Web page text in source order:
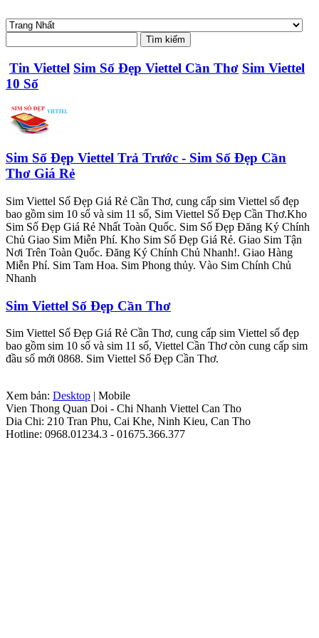
Tin Viettel Sim Số Đẹp Viettel Cần Thơ Sim Viettel
10 Số
Sim Số Đẹp Viettel Trả Trước - Sim Số Đẹp Cần
Thơ Giá Rẻ
Sim Viettel Số Đẹp Giá Rẻ Cần Thơ, cung cấp sim Viettel số đẹp
bao gồm sim 10 số và sim 11 số, Sim Viettel Số Đẹp Cần Thơ.Kho
Sim Số Đẹp Giá Rẻ Nhất Toàn Quốc. Sim Số Đẹp Đăng Ký Chính
Chủ Giao Sim Miễn Phí. Kho Sim Số Đẹp Giá Rẻ. Giao Sim Tận
Nơi Trên Toàn Quốc. Đăng Ký Chính Chủ Nhanh!. Giao Hàng
Miễn Phí. Sim Tam Hoa. Sim Phong thủy. Vào Sim Chính Chủ
Nhanh
Sim Viettel Số Đẹp Cần Thơ
Sim Viettel Số Đẹp Giá Rẻ Cần Thơ, cung cấp sim Viettel số đẹp
bao gồm sim 10 số và sim 11 số, Viettel Cần Thơ còn cung cấp sim
đầu số mới 0868. Sim Viettel Số Đẹp Cần Thơ.
Xem bản: Desktop | Mobile
Vien Thong Quan Doi - Chi Nhanh Viettel Can Tho
Dia Chi: 210 Tran Phu, Cai Khe, Ninh Kieu, Can Tho
Hotline: 0968.01234.3 - 01675.366.377